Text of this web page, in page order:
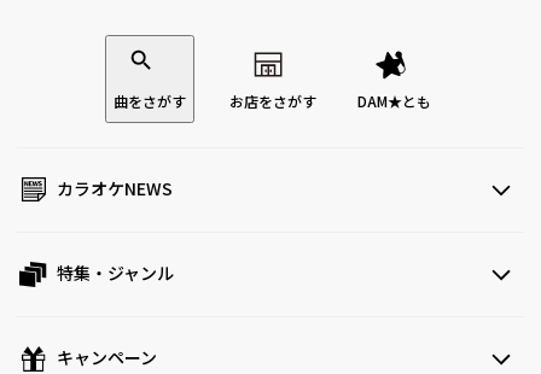
曲をさがす お店をさがす DAM★とも
カラオケNEWS
特集・ジャンル
キャンペーン